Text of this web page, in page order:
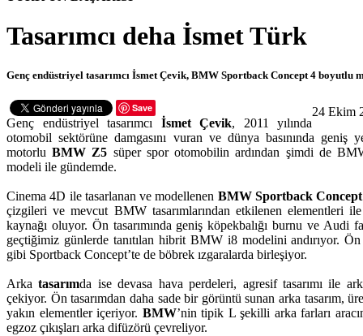
Tasarımcı deha İsmet Türk
Genç endüstriyel tasarımcı İsmet Çevik, BMW Sportback Concept 4 boyutlu
Save
24 Ekim
Genç endüstriyel tasarımcı İsmet Çevik, 2011 yılında
otomobil sektörüne damgasını vuran ve dünya basınında geniş
motorluBMW Z5 süper spor otomobilin ardından şimdi de
modeli ile gündemde.
Cinema 4D ile tasarlanan ve modellenen BMW Sportback Concept
çizgileri ve mevcut BMW tasarımlarından etkilenen elementleri
kaynağı oluyor. Ön tasarımında geniş köpekbalığı burnu ve Audi
geçtiğimiz günlerde tanıtılan hibrit BMW i8 modelini andırıyor.
gibi Sportback Concept’te de böbrek ızgaralarda birleşiyor.
Arkatasarımda ise devasa hava perdeleri, agresif tasarımı ile
çekiyor. Ön tasarımdan daha sade bir görüntü sunan arka tasarım,
yakın elementler içeriyor. BMW’nin tipik L şekilli arka farları
egzoz çıkışları arka difüzörü çevreliyor.